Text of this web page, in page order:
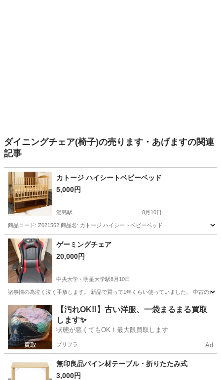
ダイニングチェア(椅子)の売ります・あげますの関連
記事
カトージ ハイシートベビーベッド
5,000円
湯島駅 8月10日
商品コード: Z021562 商品名: カトージ ハイシートベビーベッド
東京 文京区 湯島駅 ベッド
ゲーミングチェア
20,000円
中央大学・明星大学駅8月10日
諸事情の為泣く泣く手放します。 新品で買って1年くらい使っていました。 中古のた
東京 日野市 中央大学・明星大学駅 椅子
【汚れOK‼️】古い洋服、一袋まるまる買取
します✨
状態が悪くてもOK！最大限買取します
プリフラ Ad
無印良品パイン材テーブル・折りたたみ式
3,000円